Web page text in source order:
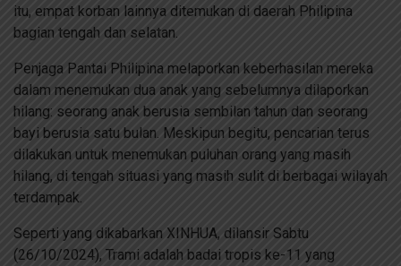
itu, empat korban lainnya ditemukan di daerah Philipina
bagian tengah dan selatan.
Penjaga Pantai Philipina melaporkan keberhasilan mereka
dalam menemukan dua anak yang sebelumnya dilaporkan
hilang: seorang anak berusia sembilan tahun dan seorang
bayi berusia satu bulan. Meskipun begitu, pencarian terus
dilakukan untuk menemukan puluhan orang yang masih
hilang, di tengah situasi yang masih sulit di berbagai wilayah
terdampak.
Seperti yang dikabarkan XINHUA, dilansir Sabtu
(26/10/2024), Trami adalah badai tropis ke-11 yang